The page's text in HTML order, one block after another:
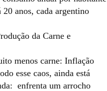
anos, cada argentino
da Carne e
menos carne: Inflação
esse caos, ainda está
enfrenta um arrocho